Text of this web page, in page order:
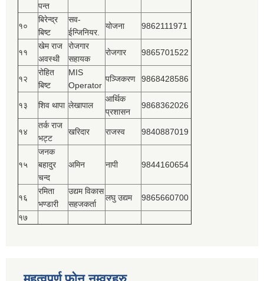
पन्त
१०
बिरेन्द्र
बिष्‍ट
सव-
ईन्जिनियर.
योजना 9862111971
११
खेम राज
अवस्थी
रोजगार
सहायक
रोजगार 9865701522
१२
रोहित
बिष्‍ट
MIS
Operator
पञ्‍जिकरण 9868428586
१३ शिव थापा लेखापाल
आर्थिक
प्रशासन
9868362026
१४
तर्क राज
भट्ट
खरिदार राजस्‍व 9840887019
१५
जनक
बहादुर
चन्द
अमिन नापी 9844160654
१६
रमिता
भण्डारी
उद्यम विकास
सहजकर्ता
लघु उद्यम 9865660700
१७